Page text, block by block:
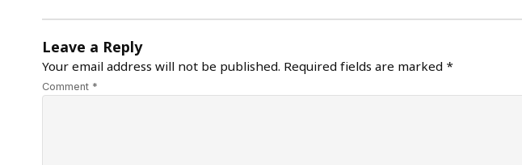
Leave a Reply
Your email address will not be published. Required fields are marked *
Comment *